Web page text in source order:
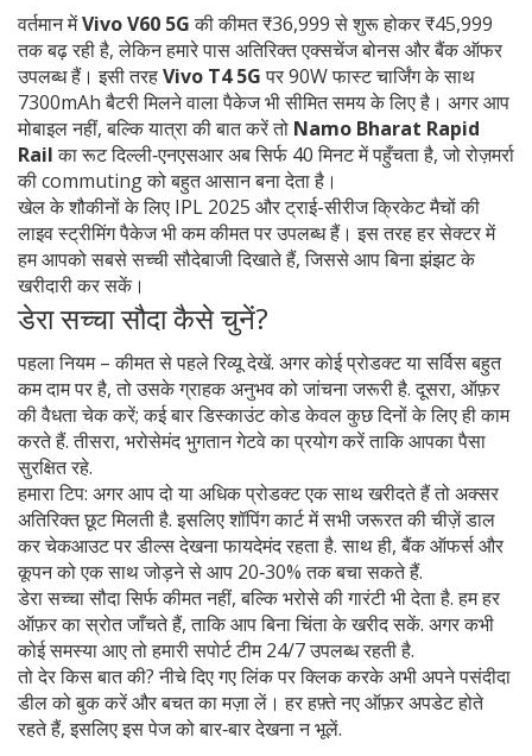
वर्तमान मेंVivo V60 5Gकी कीमत ₹36,999 से शुरू होकर ₹45,999
तक बढ़ रही है, लेकिन हमारे पास अतिरिक्त एक्सचेंज बोनस और बैंक ऑफर
उपलब्ध हैं। इसी तरहVivo T4 5Gपर 90W फास्ट चार्जिंग के साथ
7300mAh बैटरी मिलने वाला पैकेज भी सीमित समय के लिए है। अगर आप
मोबाइल नहीं, बल्कि यात्रा की बात करें तो Namo Bharat Rapid
Railका रूट दिल्ली‑एनएसआर अब सिर्फ 40 मिनट में पहुँचता है, जो रोज़मर्रा
की commuting को बहुत आसान बना देता है।
खेल के शौकीनों के लिए IPL 2025 और ट्राई-सीरीज क्रिकेट मैचों की
लाइव स्ट्रीमिंग पैकेज भी कम कीमत पर उपलब्ध हैं। इस तरह हर सेक्टर में
हम आपको सबसे सच्ची सौदेबाजी दिखाते हैं, जिससे आप बिना झंझट के
खरीदारी कर सकें।
डेरा सच्चा सौदा कैसे चुनें?
पहला नियम – कीमत से पहले रिव्यू देखें. अगर कोई प्रोडक्ट या सर्विस बहुत
कम दाम पर है, तो उसके ग्राहक अनुभव को जांचना जरूरी है. दूसरा, ऑफ़र
की वैधता चेक करें; कई बार डिस्काउंट कोड केवल कुछ दिनों के लिए ही काम
करते हैं. तीसरा, भरोसेमंद भुगतान गेटवे का प्रयोग करें ताकि आपका पैसा
सुरक्षित रहे.
हमारा टिप: अगर आप दो या अधिक प्रोडक्ट एक साथ खरीदते हैं तो अक्सर
अतिरिक्त छूट मिलती है. इसलिए शॉपिंग कार्ट में सभी जरूरत की चीज़ें डाल
कर चेकआउट पर डील्स देखना फायदेमंद रहता है. साथ ही, बैंक ऑफर्स और
कूपन को एक साथ जोड़ने से आप 20‑30% तक बचा सकते हैं.
डेरा सच्चा सौदा सिर्फ कीमत नहीं, बल्कि भरोसे की गारंटी भी देता है. हम हर
ऑफ़र का स्रोत जाँचते हैं, ताकि आप बिना चिंता के खरीद सकें. अगर कभी
कोई समस्या आए तो हमारी सपोर्ट टीम 24/7 उपलब्ध रहती है.
तो देर किस बात की? नीचे दिए गए लिंक पर क्लिक करके अभी अपने पसंदीदा
डील को बुक करें और बचत का मज़ा लें। हर हफ़्ते नए ऑफ़र अपडेट होते
रहते हैं, इसलिए इस पेज को बार‑बार देखना न भूलें.